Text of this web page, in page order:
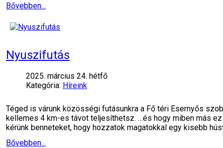
Bővebben...
Nyuszifutás
2025. március 24. hétfő
Kategória: Híreink
Téged is várunk közösségi futásunkra a Fő téri Esernyős
kellemes 4 km-es távot teljesíthetsz. …és hogy miben más
kérünk benneteket, hogy hozzatok magatokkal egy kisebb
Bővebben...